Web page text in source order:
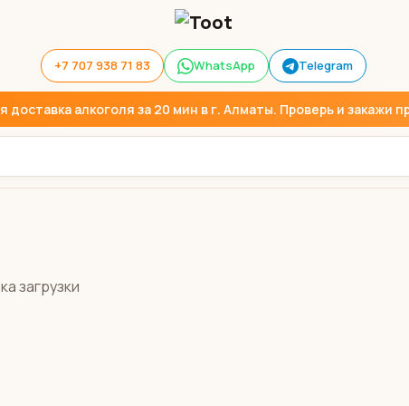
+7 707 938 71 83 WhatsApp Telegram
доставка алкоголя за 20 мин в г. Алматы. Проверь и закажи
загрузки